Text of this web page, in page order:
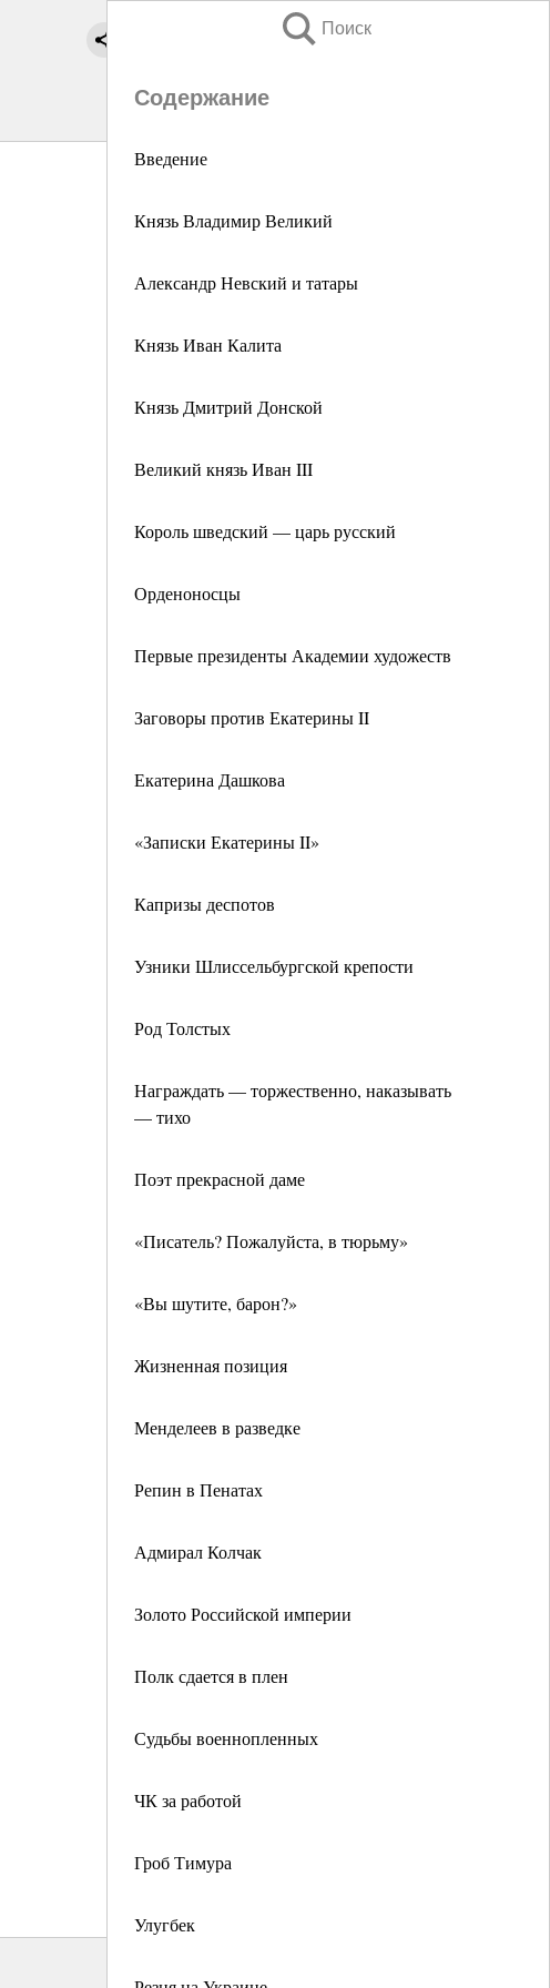
Поиск
Содержание
Введение
Князь Владимир Великий
Александр Невский и татары
Князь Иван Калита
Князь Дмитрий Донской
Великий князь Иван III
Король шведский — царь русский
Орденоносцы
Первые президенты Академии художеств
Заговоры против Екатерины II
Екатерина Дашкова
«Записки Екатерины II»
Капризы деспотов
Узники Шлиссельбургской крепости
Род Толстых
Награждать — торжественно, наказывать
— тихо
Поэт прекрасной даме
«Писатель? Пожалуйста, в тюрьму»
«Вы шутите, барон?»
Жизненная позиция
Менделеев в разведке
Репин в Пенатах
Адмирал Колчак
Золото Российской империи
Полк сдается в плен
Судьбы военнопленных
ЧК за работой
Гроб Тимура
Улугбек